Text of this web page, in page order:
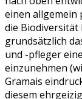
einen allgemein
die Biodiversität
grundsätzlich
und -pfleger
einzunehmen
Gramais
diesem